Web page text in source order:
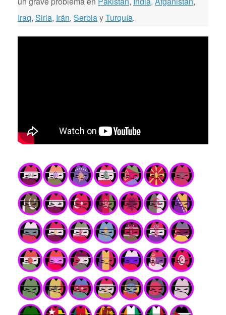
Iraq, Siria, Irán, SerbiayTurquía.